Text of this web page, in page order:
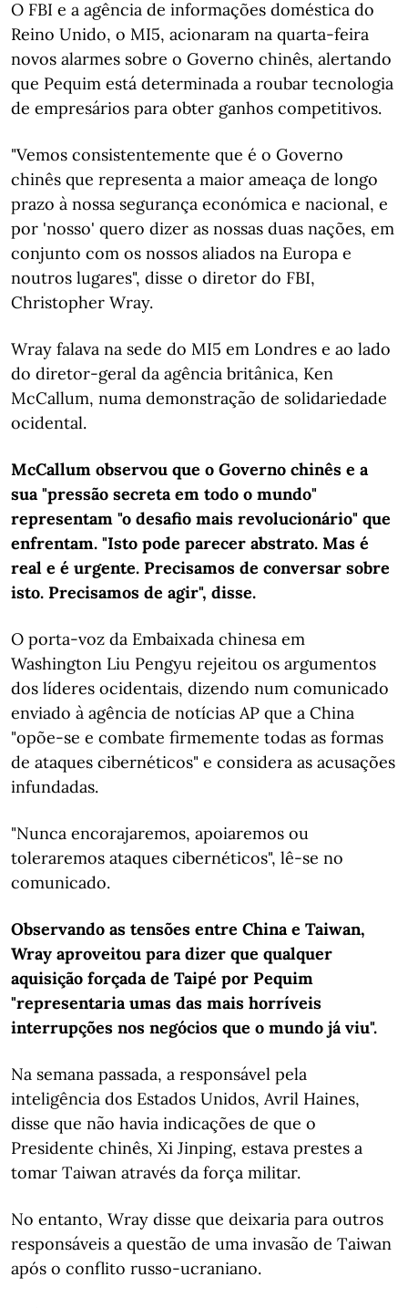
O FBI e a agência de informações doméstica do
Reino Unido, o MI5, acionaram na quarta-feira
novos alarmes sobre o Governo chinês, alertando
que Pequim está determinada a roubar tecnologia
de empresários para obter ganhos competitivos.
"Vemos consistentemente que é o Governo
chinês que representa a maior ameaça de longo
prazo à nossa segurança económica e nacional, e
por 'nosso' quero dizer as nossas duas nações, em
conjunto com os nossos aliados na Europa e
noutros lugares", disse o diretor do FBI,
Christopher Wray.
Wray falava na sede do MI5 em Londres e ao lado
do diretor-geral da agência britânica, Ken
McCallum, numa demonstração de solidariedade
ocidental.
McCallum observou que o Governo chinês e a
sua "pressão secreta em todo o mundo"
representam "o desafio mais revolucionário" que
enfrentam. "Isto pode parecer abstrato. Mas é
real e é urgente. Precisamos de conversar sobre
isto. Precisamos de agir", disse.
O porta-voz da Embaixada chinesa em
Washington Liu Pengyu rejeitou os argumentos
dos líderes ocidentais, dizendo num comunicado
enviado à agência de notícias AP que a China
"opõe-se e combate firmemente todas as formas
de ataques cibernéticos" e considera as acusações
infundadas.
"Nunca encorajaremos, apoiaremos ou
toleraremos ataques cibernéticos", lê-se no
comunicado.
Observando as tensões entre China e Taiwan,
Wray aproveitou para dizer que qualquer
aquisição forçada de Taipé por Pequim
"representaria umas das mais horríveis
interrupções nos negócios que o mundo já viu".
Na semana passada, a responsável pela
inteligência dos Estados Unidos, Avril Haines,
disse que não havia indicações de que o
Presidente chinês, Xi Jinping, estava prestes a
tomar Taiwan através da força militar.
No entanto, Wray disse que deixaria para outros
responsáveis a questão de uma invasão de Taiwan
após o conflito russo-ucraniano.